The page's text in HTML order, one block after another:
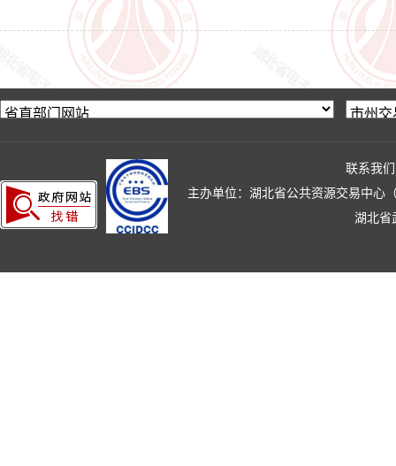
联系我们
主办单位：湖北省公共资源交易中心
湖北省